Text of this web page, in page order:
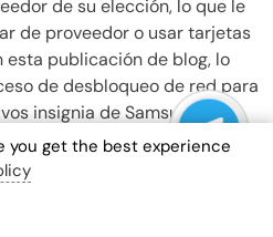
de su elección, lo que le
de proveedor o usar tarjetas
esta publicación de blog, lo
de desbloqueo de red para
insignia de Samsung.
del Samsung
you get the best experience